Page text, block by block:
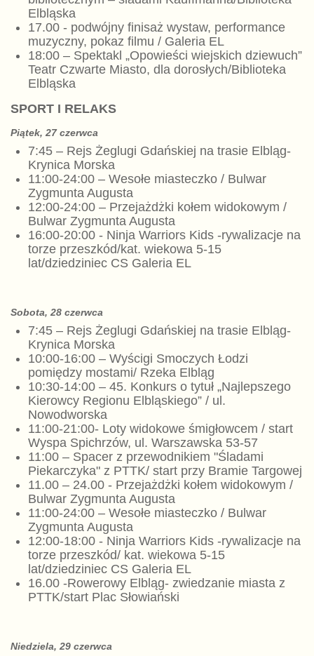
Elbląska
17.00 - podwójny finisaż wystaw, performance
muzyczny, pokaz filmu / Galeria EL
18:00 – Spektakl „Opowieści wiejskich dziewuch”
Teatr Czwarte Miasto, dla dorosłych/Biblioteka
Elbląska
SPORT I RELAKS
Piątek, 27 czerwca
7:45 – Rejs Żeglugi Gdańskiej na trasie Elbląg-
Krynica Morska
11:00-24:00 – Wesołe miasteczko / Bulwar
Zygmunta Augusta
12:00-24:00 – Przejażdżki kołem widokowym /
Bulwar Zygmunta Augusta
16:00-20:00 - Ninja Warriors Kids -rywalizacje na
torze przeszkód/kat. wiekowa 5-15
lat/dziedziniec CS Galeria EL
Sobota, 28 czerwca
7:45 – Rejs Żeglugi Gdańskiej na trasie Elbląg-
Krynica Morska
10:00-16:00 – Wyścigi Smoczych Łodzi
pomiędzy mostami/ Rzeka Elbląg
10:30-14:00 – 45. Konkurs o tytuł „Najlepszego
Kierowcy Regionu Elbląskiego” / ul.
Nowodworska
11:00-21:00- Loty widokowe śmigłowcem / start
Wyspa Spichrzów, ul. Warszawska 53-57
11:00 – Spacer z przewodnikiem "Śladami
Piekarczyka" z PTTK/ start przy Bramie Targowej
11.00 – 24.00 - Przejażdżki kołem widokowym /
Bulwar Zygmunta Augusta
11:00-24:00 – Wesołe miasteczko / Bulwar
Zygmunta Augusta
12:00-18:00 - Ninja Warriors Kids -rywalizacje na
torze przeszkód/ kat. wiekowa 5-15
lat/dziedziniec CS Galeria EL
16.00 -Rowerowy Elbląg- zwiedzanie miasta z
PTTK/start Plac Słowiański
Niedziela, 29 czerwca